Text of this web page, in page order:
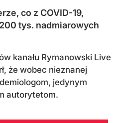
co z COVID-19,
tys. nadmiarowych
kanału Rymanowski Live
że wobec nieznanej
jedynym
autorytetom.